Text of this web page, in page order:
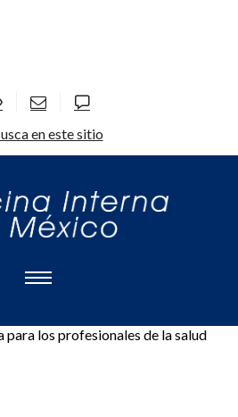
en este sitio
los profesionales de la salud